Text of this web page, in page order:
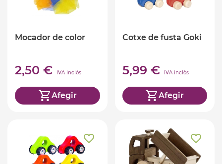
Mocador de color
2,50 € IVA inclòs
Afegir
Cotxe de fusta Goki
5,99 € IVA inclòs
Afegir